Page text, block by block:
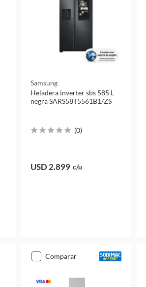
Samsung
Heladera inverter sbs 585 L
negra SARS58T5561B1/ZS
(0)
USD 2.899 c/u
comparar